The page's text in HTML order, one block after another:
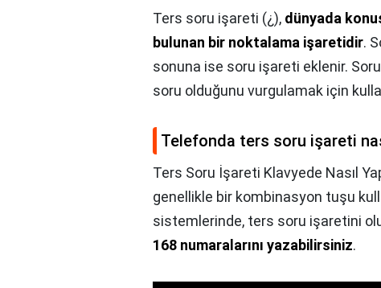
Ters soru işareti (¿), dünyada
bulunan bir noktalama işaretidir.
sonuna ise soru işareti eklenir.
soru olduğunu vurgulamak için
Telefonda ters soru işareti
Ters Soru İşareti Klavyede Nasıl
genellikle bir kombinasyon tuşu
sistemlerinde, ters soru işaretini
168 numaralarını yazabilirsiniz.